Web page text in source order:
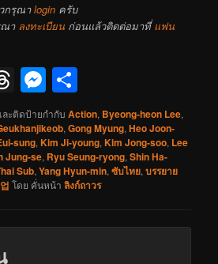
กรุณาlogin ครับ
ณา ลงทะเบียน ก่อนแล้วติดต่อมาที่แฟน
Threads
Messenger
ละติดป้ายกำกับAction, Byeong-heon Lee,
,Gong Myung,Heo Joon-
sung,Kim Ji-young,Kim Jong-soo, Lee
Jung-se, Ryu Seung-ryong,Shin Ha-
Sub,Yang Hyun-min,ซับไทย,บรรยาย
โดย คั่นหน้าลิงก์ถาวร